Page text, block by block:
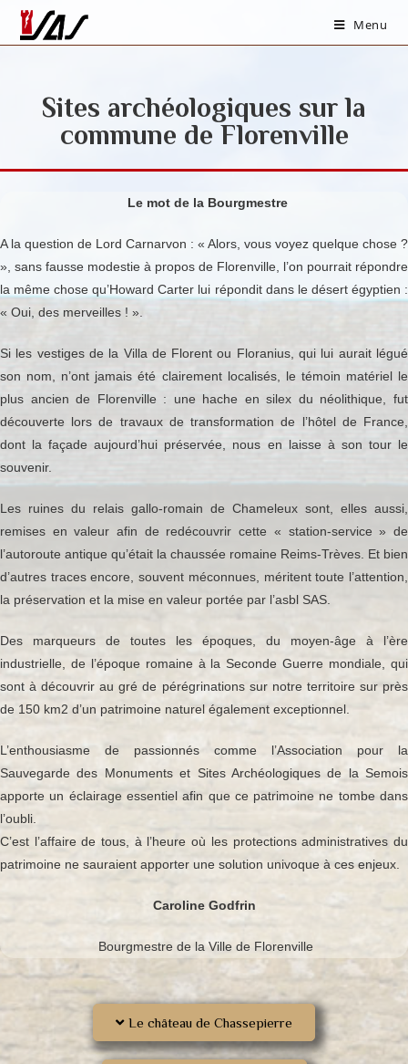
Menu
Sites archéologiques sur la
commune de Florenville
Le mot de la Bourgmestre
A la question de Lord Carnarvon : « Alors, vous voyez quelque chose ?
», sans fausse modestie à propos de Florenville, l’on pourrait répondre
la même chose qu’Howard Carter lui répondit dans le désert égyptien :
« Oui, des merveilles ! ».
Si les vestiges de la Villa de Florent ou Floranius, qui lui aurait légué
son nom, n’ont jamais été clairement localisés, le témoin matériel le
plus ancien de Florenville : une hache en silex du néolithique, fut
découverte lors de travaux de transformation de l’hôtel de France,
dont la façade aujourd’hui préservée, nous en laisse à son tour le
souvenir.
Les ruines du relais gallo-romain de Chameleux sont, elles aussi,
remises en valeur afin de redécouvrir cette « station-service » de
l’autoroute antique qu’était la chaussée romaine Reims-Trèves. Et bien
d’autres traces encore, souvent méconnues, méritent toute l’attention,
la préservation et la mise en valeur portée par l’asbl SAS.
Des marqueurs de toutes les époques, du moyen-âge à l’ère
industrielle, de l’époque romaine à la Seconde Guerre mondiale, qui
sont à découvrir au gré de pérégrinations sur notre territoire sur près
de 150 km2 d’un patrimoine naturel également exceptionnel.
L’enthousiasme de passionnés comme l’Association pour la
Sauvegarde des Monuments et Sites Archéologiques de la Semois
apporte un éclairage essentiel afin que ce patrimoine ne tombe dans
l’oubli.
C’est l’affaire de tous, à l’heure où les protections administratives du
patrimoine ne sauraient apporter une solution univoque à ces enjeux.
Caroline Godfrin
Bourgmestre de la Ville de Florenville
Le château de Chassepierre